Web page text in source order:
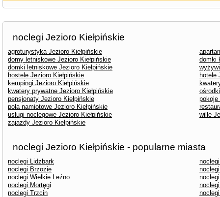
noclegi Jezioro Kiełpińskie
agroturystyka Jezioro Kiełpińskie
domy letniskowe Jezioro Kiełpińskie
domki
domki letniskowe Jezioro Kiełpińskie
hostele Jezioro Kiełpińskie
hotele
kempingi Jezioro Kiełpińskie
kwatery prywatne Jezioro Kiełpińskie
pensjonaty Jezioro Kiełpińskie
pokoje
pola namiotowe Jezioro Kiełpińskie
usługi noclegowe Jezioro Kiełpińskie
wille
zajazdy Jezioro Kiełpińskie
noclegi Jezioro Kiełpińskie - popularne miasta
noclegi Lidzbark
noclegi Brzozie
noclegi Wielkie Leźno
noclegi Mortęgi
noclegi Trzcin